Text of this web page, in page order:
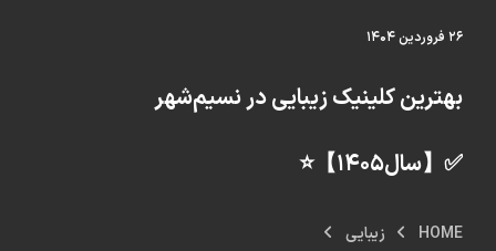
۲۶ فروردین ۱۴۰۴
بهترین کلینیک زیبایی در نسیم‌شهر
✅【سال۱۴۰۵】⭐
HOME
زیبایی